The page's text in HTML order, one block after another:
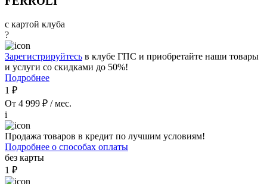
с картой клуба
?
Зарегистрируйтесь в клубе ГПС и приобретайте наши товары
и услуги со скидками до 50%!
Подробнее
1 ₽
От 4 999 ₽ / мес.
i
Продажа товаров в кредит по лучшим условиям!
Подробнее о способах оплаты
без карты
1 ₽